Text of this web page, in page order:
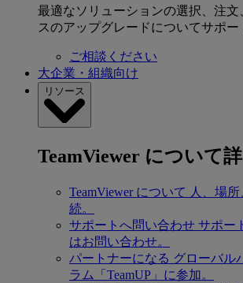
最適なソリューションの選択、注文
スのアップグレードについてサポー
ご相談ください
大企業・組織向け
リソース
TeamViewer について詳
TeamViewer について 人、場
続。
サポートへ問い合わせ サポー
はお問い合わせ。
パートナーになる グローバル
ラム「TeamUP」に参加。